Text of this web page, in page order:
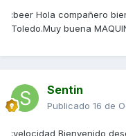
:beer Hola compañero
Toledo.Muy buena
Sentin
Publicado 16 de
:velocidad Bienvenido